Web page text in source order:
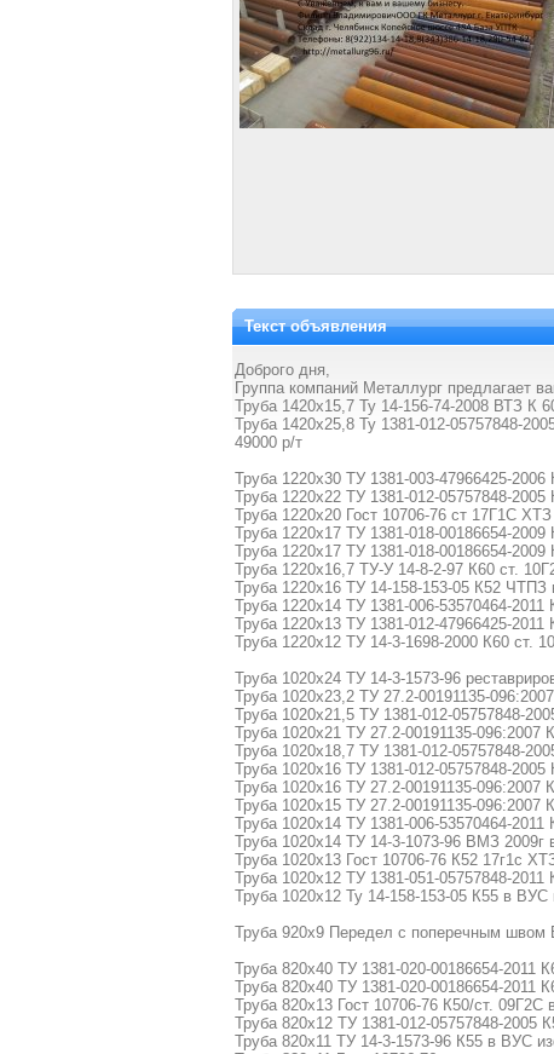
Текст объявления
Доброго дня,
Группа компаний Металлург предлагает
Труба 1420х15,7 Ту 14-156-74-2008 ВТЗ К
Труба 1420х25,8 Ту 1381-012-05757848-
49000 р/т
Труба 1220х30 ТУ 1381-003-47966425-
Труба 1220х22 ТУ 1381-012-05757848-
Труба 1220х20 Гост 10706-76 ст 17Г1С
Труба 1220х17 ТУ 1381-018-00186654-
Труба 1220х17 ТУ 1381-018-00186654-
Труба 1220х16,7 ТУ-У 14-8-2-97 К60 ст.
Труба 1220х16 ТУ 14-158-153-05 К52 ЧТПЗ
Труба 1220х14 ТУ 1381-006-53570464-
Труба 1220х13 ТУ 1381-012-47966425-
Труба 1220х12 ТУ 14-3-1698-2000 К60
Труба 1020х24 ТУ 14-3-1573-96
Труба 1020х23,2 ТУ 27.2-00191135-
Труба 1020х21,5 ТУ 1381-012-05757848-
Труба 1020х21 ТУ 27.2-00191135-096:2007
Труба 1020х18,7 ТУ 1381-012-05757848-
Труба 1020х16 ТУ 1381-012-05757848-
Труба 1020х16 ТУ 27.2-00191135-096:2007
Труба 1020х15 ТУ 27.2-00191135-
Труба 1020х14 ТУ 1381-006-53570464-2011
Труба 1020х14 ТУ 14-3-1073-96 ВМЗ 2009г
Труба 1020х13 Гост 10706-76 К52 17г1с
Труба 1020х12 ТУ 1381-051-05757848-
Труба 1020х12 Ту 14-158-153-05 К55 в
Труба 920х9 Передел с поперечным швом
Труба 820х40 ТУ 1381-020-00186654-2011
Труба 820х40 ТУ 1381-020-00186654-2011
Труба 820х13 Гост 10706-76 К50/ст.
Труба 820х12 ТУ 1381-012-05757848-2005
Труба 820х11 ТУ 14-3-1573-96 К55 в ВУС